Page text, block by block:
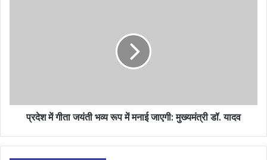
प्रदेश में गीता जयंती भव्य रूप में मनाई जाएगी: मुख्यमंत्री डॉ. यादव